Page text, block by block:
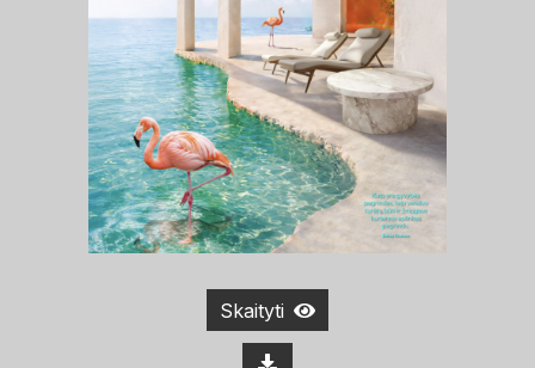
Skaityti